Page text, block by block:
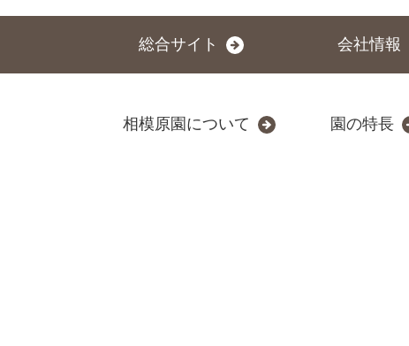
総合サイト 会社情報
相模原園について 園の特長